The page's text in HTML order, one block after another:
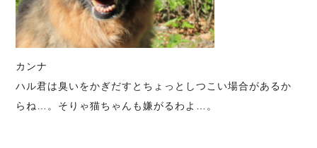
カンナ
ハル君は臭いをかぎだすとちょっとしつこい場合があるか
らね…。そりゃ猫ちゃんも嫌がるわよ…。